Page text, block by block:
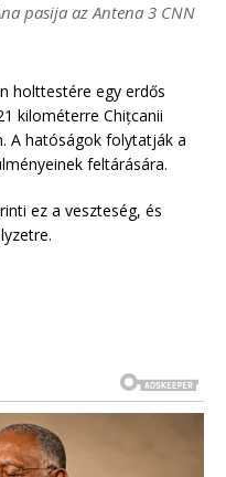
pasija az Antena 3 CNN
holttestére egy erdős
kilométerre Chițcanii
A hatóságok folytatják a
feltárására.
ez a veszteség, és